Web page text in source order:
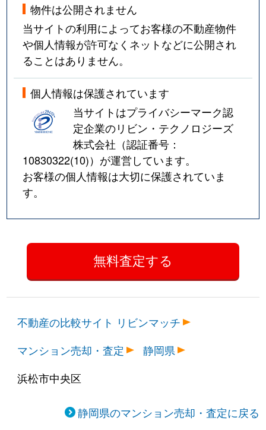
物件は公開されません
当サイトの利用によってお客様の不動産物件
や個人情報が許可なくネットなどに公開され
ることはありません。
個人情報は保護されています
当サイトはプライバシーマーク認
定企業のリビン・テクノロジーズ
株式会社（認証番号：
10830322(10)）が運営しています。
お客様の個人情報は大切に保護されていま
す。
不動産の比較サイト リビンマッチ
マンション売却・査定
静岡県
浜松市中央区
静岡県のマンション売却・査定に戻る